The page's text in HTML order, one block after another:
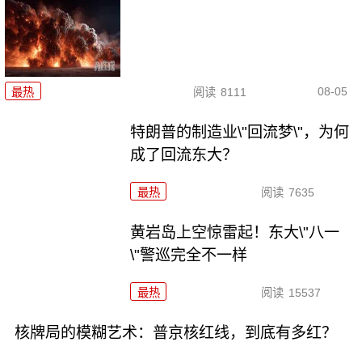
最热 阅读 8111 08-05
特朗普的制造业\"回流梦\"，为何
成了回流东大？
最热 阅读 7635
黄岩岛上空惊雷起！东大\"八一
\"警巡完全不一样
最热 阅读 15537
核牌局的模糊艺术：普京核红线，到底有多红？